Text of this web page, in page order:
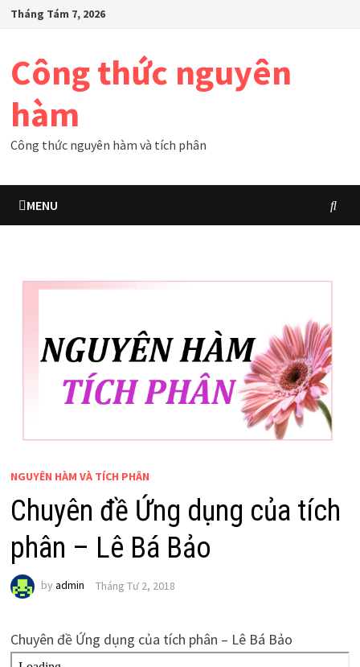
SkipTháng Tám 7, 2026
Công thức nguyên
hàm
Công thức nguyên hàm và tích phân
MENU
NGUYÊN HÀM VÀ TÍCH PHÂN
Chuyên đề Ứng dụng của tích
phân – Lê Bá Bảo
by admin Tháng Tư 2, 2018
Chuyên đề Ứng dụng của tích phân – Lê Bá Bảo